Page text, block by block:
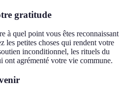
gratitude
à quel point vous êtes reconnaissant
les petites choses qui rendent votre
inconditionnel, les rituels du
ont agrémenté votre vie commune.